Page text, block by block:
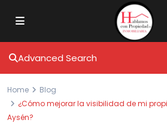
Advanced Search
Home
Blog
¿Cómo mejorar la visibilidad de mi
Aysén?